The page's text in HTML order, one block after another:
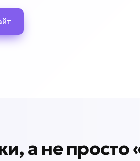
а не просто